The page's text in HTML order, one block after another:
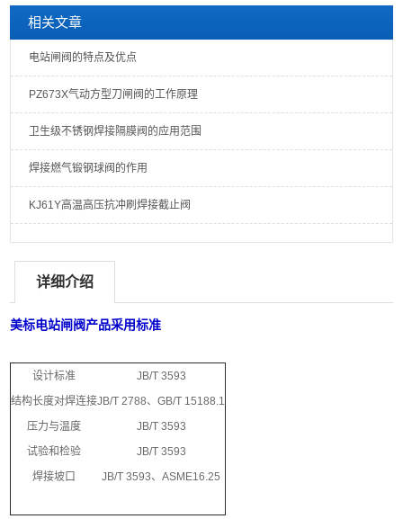
相关文章
电站闸阀的特点及优点
PZ673X气动方型刀闸阀的工作原理
卫生级不锈钢焊接隔膜阀的应用范围
焊接燃气锻钢球阀的作用
KJ61Y高温高压抗冲刷焊接截止阀
详细介绍
美标电站闸阀产品采用标准
设计标准
JB/T 3593
结构长度对焊连接JB/T 2788、GB/T 15188.1
压力与温度
JB/T 3593
试验和检验
JB/T 3593
焊接坡口
JB/T 3593、ASME16.25